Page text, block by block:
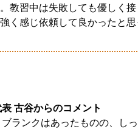
教習中は失敗しても優しく
く感じ依頼して良かったと
古谷からのコメント
ランクはあったものの、し